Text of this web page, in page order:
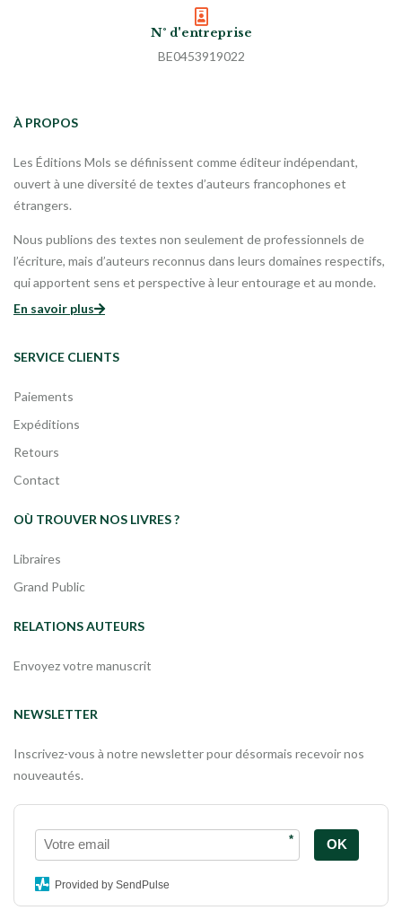
N° d'entreprise
BE0453919022
À PROPOS
Les Éditions Mols se définissent comme éditeur indépendant,
ouvert à une diversité de textes d’auteurs francophones et
étrangers.
Nous publions des textes non seulement de professionnels de
l’écriture, mais d’auteurs reconnus dans leurs domaines respectifs,
qui apportent sens et perspective à leur entourage et au monde.
En savoir plus
SERVICE CLIENTS
Paiements
Expéditions
Retours
Contact
OÙ TROUVER NOS LIVRES ?
Libraires
Grand Public
RELATIONS AUTEURS
Envoyez votre manuscrit
NEWSLETTER
Inscrivez-vous à notre newsletter pour désormais recevoir nos
nouveautés.
* OK
Provided by SendPulse